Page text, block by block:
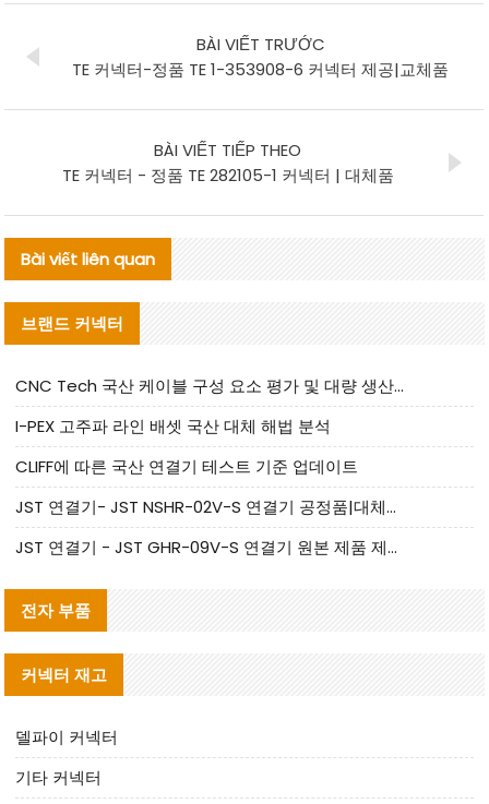
BÀI VIẾT TRƯỚC
TE 커넥터-정품 TE 1-353908-6 커넥터 제공|교체품
BÀI VIẾT TIẾP THEO
TE 커넥터 - 정품 TE 282105-1 커넥터 | 대체품
Bài viết liên quan
브랜드 커넥터
CNC Tech 국산 케이블 구성 요소 평가 및 대량 생산 적합성 가이드
I-PEX 고주파 라인 배셋 국산 대체 해법 분석
CLIFF에 따른 국산 연결기 테스트 기준 업데이트
JST 연결기- JST NSHR-02V-S 연결기 공정품|대체품 제공
JST 연결기 - JST GHR-09V-S 연결기 원본 제품 제공 | 대체품 제공
전자 부품
커넥터 재고
델파이 커넥터
기타 커넥터